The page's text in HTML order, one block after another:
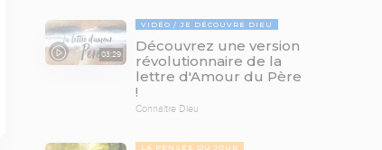
03:29
VIDÉO JE DÉCOUVRE DIEU
Découvrez une version
révolutionnaire de la
lettre d'Amour du Père
!
Connaître Dieu
LA PENSÉE DU JOUR